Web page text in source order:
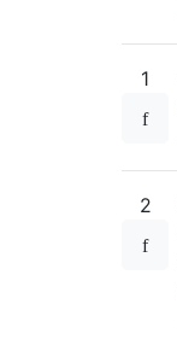
1
2